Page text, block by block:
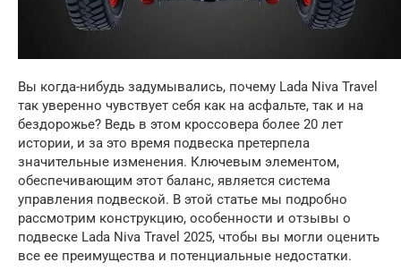
Вы когда-нибудь задумывались, почему Lada Niva Travel
так уверенно чувствует себя как на асфальте, так и на
бездорожье? Ведь в этом кроссовера более 20 лет
истории, и за это время подвеска претерпела
значительные изменения. Ключевым элементом,
обеспечивающим этот баланс, является система
управления подвеской. В этой статье мы подробно
рассмотрим конструкцию, особенности и отзывы о
подвеске Lada Niva Travel 2025, чтобы вы могли оценить
все ее преимущества и потенциальные недостатки.